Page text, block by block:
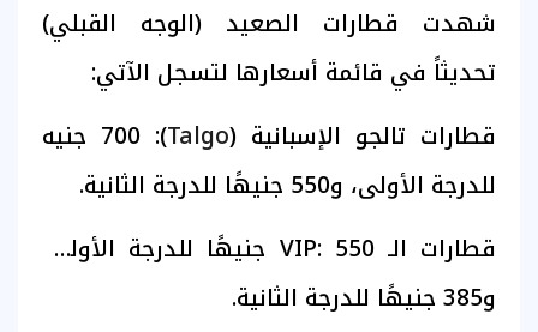
شهدت قطارات الصعيد (الوجه القبلي)
تحديثاً في قائمة أسعارها لتسجل الآتي:
قطارات تالجو الإسبانية (Talgo
): 700 جنيه
للدرجة الأولى، و550 جنيهًا للدرجة الثانية.
قطارات الـ VIP: 550 جنيهًا للدرجة الأولى،
و385 جنيهًا للدرجة الثانية.